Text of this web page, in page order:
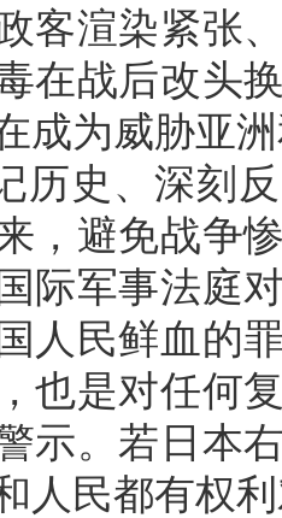
客渲染紧张
在战后改头
成为威胁亚
历史、深刻
，避免战争
际军事法庭
人民鲜血的
也是对任何
示。若日本
人民都有权